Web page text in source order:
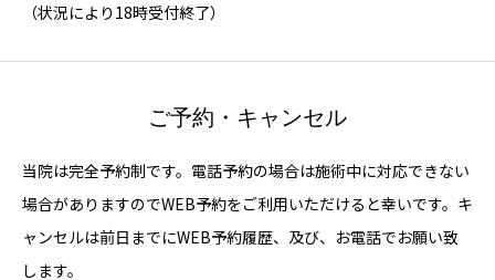
（状況により18時受付終了）
ご予約・キャンセル
当院は完全予約制です。電話予約の場合は施術中に対応できない
場合がありますのでWEB予約をご利用いただけると幸いです。キ
ャンセルは前日までにWEB予約履歴、及び、お電話でお願い致
します。